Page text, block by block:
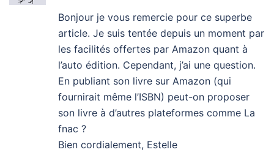
Bonjour je vous remercie pour ce superbe
article. Je suis tentée depuis un moment par
les facilités offertes par Amazon quant à
l’auto édition. Cependant, j’ai une question.
En publiant son livre sur Amazon (qui
fournirait même l’ISBN) peut-on proposer
son livre à d’autres plateformes comme La
fnac ?
Bien cordialement, Estelle